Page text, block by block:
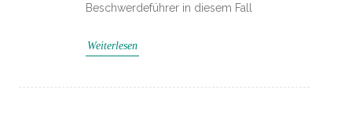
Beschwerdeführer in diesem Fall
Weiterlesen